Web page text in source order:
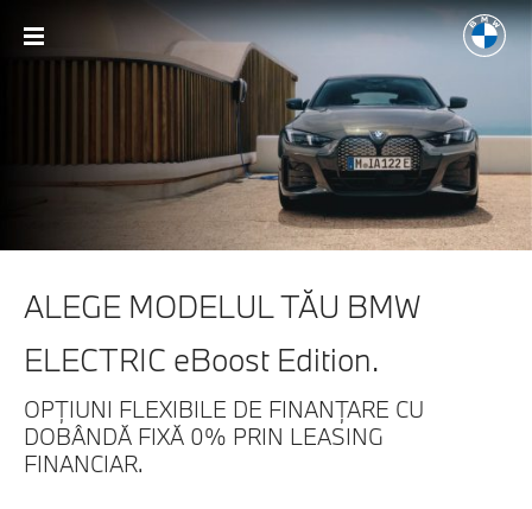
ALEGE MODELUL TĂU BMW
ELECTRIC eBoost Edition.
OPȚIUNI FLEXIBILE DE FINANȚARE CU
DOBÂNDĂ FIXĂ 0% PRIN LEASING
FINANCIAR.